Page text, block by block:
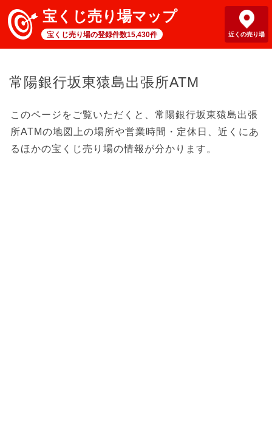
宝くじ売り場マップ
宝くじ売り場の登録件数15,430件 近くの売り場
常陽銀行坂東猿島出張所ATM
このページをご覧いただくと、常陽銀行坂東猿島出張
所ATMの地図上の場所や営業時間・定休日、近くにあ
るほかの宝くじ売り場の情報が分かります。